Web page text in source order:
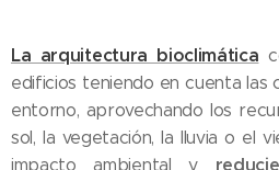
La arquitectura bioclimática
edificios teniendo en cuenta las
entorno, aprovechando los
sol, la vegetación, la lluvia o el
impacto ambiental y